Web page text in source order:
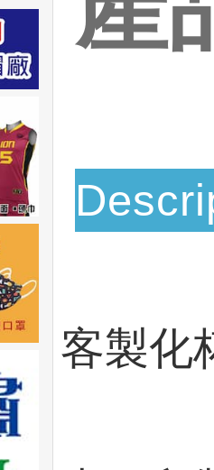
客製化